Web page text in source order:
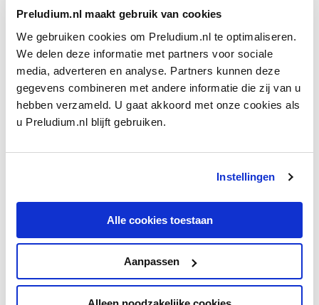
Preludium.nl maakt gebruik van cookies
We gebruiken cookies om Preludium.nl te optimaliseren.
We delen deze informatie met partners voor sociale
media, adverteren en analyse. Partners kunnen deze
gegevens combineren met andere informatie die zij van u
hebben verzameld. U gaat akkoord met onze cookies als
u Preludium.nl blijft gebruiken.
Instellingen
Alle cookies toestaan
Aanpassen
LIJSTJE
De 7 onmisbare opnamen van Janine Jansen
Janine Jansen is kind aan huis in Het
een artiestenportret in platen.
over klassieke muziek